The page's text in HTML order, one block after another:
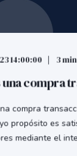
14:00:00 3 min
una compra
compra
propósito es
mediante el